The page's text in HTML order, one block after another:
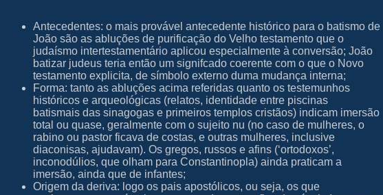
Antecedentes: o mais provável antecedente histórico para o batismo de
João são as abluções de purificação do Velho testamento que o
judaísmo intertestamentário aplicou especialmente à conversão; João
batizar judeus teria então um signifcado coerente com o que o Novo
testamento explicita, de símbolo externo duma mudança interna;
Forma: tanto as abluções acima referidas quanto os testemunhos
históricos e arqueológicas (relatos, identidade entre piscinas
batismais das sinagogas e primeiros templos cristãos) indicam imersão
total ou quase, geralmente com o sujeito nu (no caso de mulheres, o
rabino ou pastor ficava de costas, e outras mulheres, inclusive
diaconisas, ajudavam). Os gregos, russos e afins (‘ortodoxos’,
inconodúlios, que olham para Constantinopla) ainda praticam a
imersão, ainda que de infantes;
Origem da deriva: logo os pais apostólicos, ou seja, os que